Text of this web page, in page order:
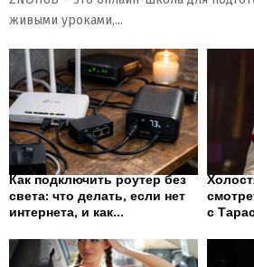
живыми уроками,...
Как подключить роутер без
света: что делать, если нет
интернета, и как...
с